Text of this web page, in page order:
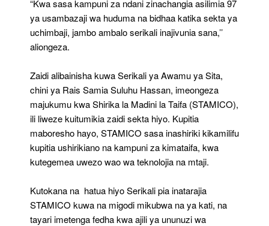
“Kwa sasa kampuni za ndani zinachangia asilimia 97
ya usambazaji wa huduma na bidhaa katika sekta ya
uchimbaji, jambo ambalo serikali inajivunia sana,’’
aliongeza.
Zaidi alibainisha kuwa Serikali ya Awamu ya Sita,
chini ya Rais Samia Suluhu Hassan, imeongeza
majukumu kwa Shirika la Madini la Taifa (STAMICO),
ili liweze kuitumikia zaidi sekta hiyo. Kupitia
maboresho hayo, STAMICO sasa inashiriki kikamilifu
kupitia ushirikiano na kampuni za kimataifa, kwa
kutegemea uwezo wao wa teknolojia na mtaji.
Kutokana na hatua hiyo Serikali pia inatarajia
STAMICO kuwa na migodi mikubwa na ya kati, na
tayari imetenga fedha kwa ajili ya ununuzi wa